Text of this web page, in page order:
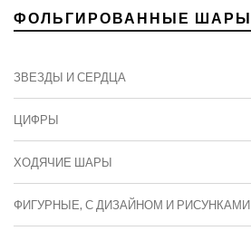
ФОЛЬГИРОВАННЫЕ ШАРЫ
ЗВЕЗДЫ И СЕРДЦА
ЦИФРЫ
ХОДЯЧИЕ ШАРЫ
ФИГУРНЫЕ, С ДИЗАЙНОМ И РИСУНКАМИ